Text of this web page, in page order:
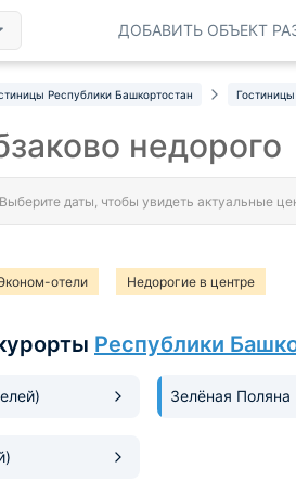
ДОБАВИТЬ ОБЪЕКТ
Республики Башкортостан
недорого
отели Недорогие в центре
Республики
Зелёная Поляна